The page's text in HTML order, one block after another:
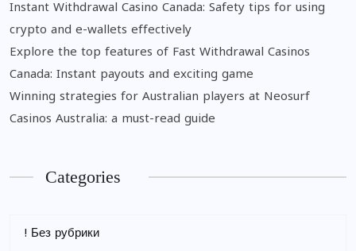
Instant Withdrawal Casino Canada: Safety tips for using
crypto and e-wallets effectively
Explore the top features of Fast Withdrawal Casinos
Canada: Instant payouts and exciting game
Winning strategies for Australian players at Neosurf
Casinos Australia: a must-read guide
Categories
! Без рубрики